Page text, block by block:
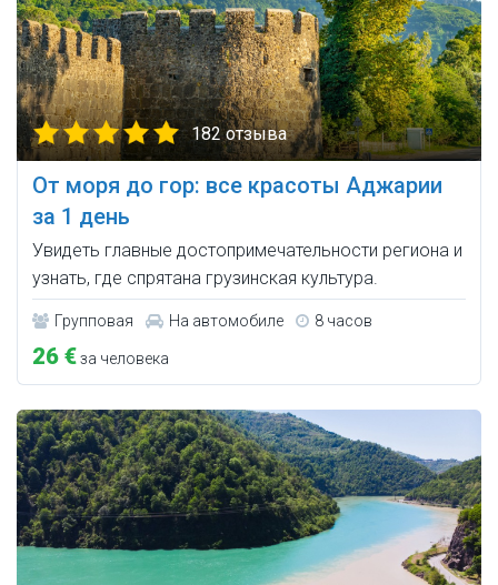
182 отзыва
От моря до гор: все красоты Аджарии
за 1 день
Увидеть главные достопримечательности региона и
узнать, где спрятана грузинская культура.
Групповая На автомобиле 8 часов
26 €за человека